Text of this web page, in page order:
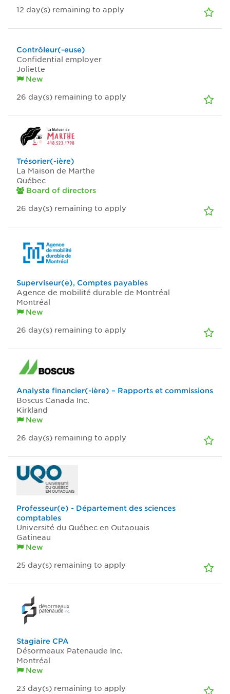
12 day(s) remaining to apply
Contrôleur(-euse)
Confidential employer
Joliette
New
26 day(s) remaining to apply
Trésorier(-ière)
La Maison de Marthe
Québec
Board of directors
26 day(s) remaining to apply
Superviseur(e), Comptes payables
Agence de mobilité durable de Montréal
Montréal
New
26 day(s) remaining to apply
Analyste financier(-ière) – Rapports et commissions
Boscus Canada Inc.
Kirkland
New
26 day(s) remaining to apply
Professeur(e) - Département des sciences
comptables
Université du Québec en Outaouais
Gatineau
New
25 day(s) remaining to apply
Stagiaire CPA
Désormeaux Patenaude Inc.
Montréal
New
23 day(s) remaining to apply